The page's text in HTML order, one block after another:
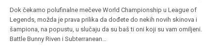
Dok čekamo polufinalne mečeve World Championship u League of
Legends, možda je prava prilika da dođete do nekih novih skinova i
šampiona, na popustu, u slučaju da su baš ti oni koji su vam omiljeni.
Battle Bunny Riven i Subterranean…